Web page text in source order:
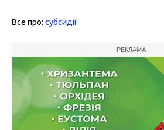
Все про: субсидії
РЕКЛАМА